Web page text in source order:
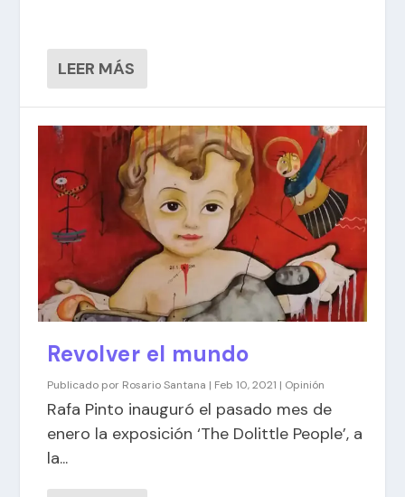
LEER MÁS
Revolver el mundo
Publicado por Rosario Santana | Feb 10, 2021 | Opinión
Rafa Pinto inauguró el pasado mes de
enero la exposición ‘The Dolittle People’, a
la...